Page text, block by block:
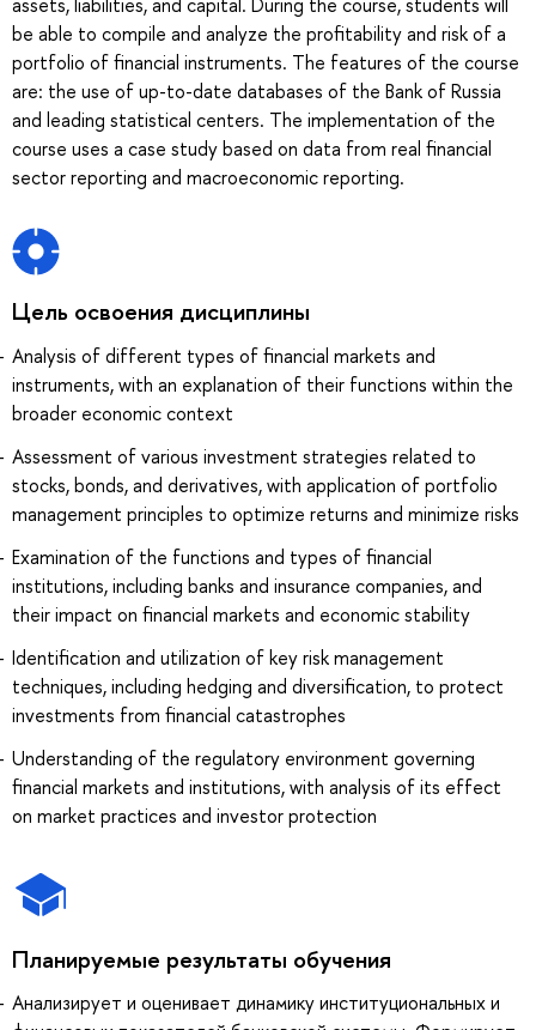
be able to compile and analyze the profitability and risk of a
portfolio of financial instruments. The features of the course
are: the use of up-to-date databases of the Bank of Russia
and leading statistical centers. The implementation of the
course uses a case study based on data from real financial
sector reporting and macroeconomic reporting.
Цель освоения дисциплины
Analysis of different types of financial markets and
instruments, with an explanation of their functions within the
broader economic context
Assessment of various investment strategies related to
stocks, bonds, and derivatives, with application of portfolio
management principles to optimize returns and minimize risks
Examination of the functions and types of financial
institutions, including banks and insurance companies, and
their impact on financial markets and economic stability
Identification and utilization of key risk management
techniques, including hedging and diversification, to protect
investments from financial catastrophes
Understanding of the regulatory environment governing
financial markets and institutions, with analysis of its effect
on market practices and investor protection
Планируемые результаты обучения
Анализирует и оценивает динамику институциональных и